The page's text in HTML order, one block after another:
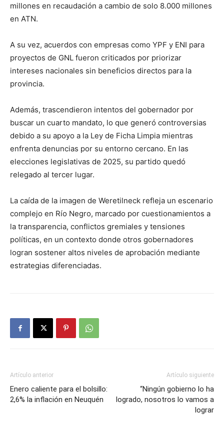
millones en recaudación a cambio de solo 8.000 millones
en ATN.
A su vez, acuerdos con empresas como YPF y ENI para
proyectos de GNL fueron criticados por priorizar
intereses nacionales sin beneficios directos para la
provincia.
Además, trascendieron intentos del gobernador por
buscar un cuarto mandato, lo que generó controversias
debido a su apoyo a la Ley de Ficha Limpia mientras
enfrenta denuncias por su entorno cercano. En las
elecciones legislativas de 2025, su partido quedó
relegado al tercer lugar.
La caída de la imagen de Weretilneck refleja un escenario
complejo en Río Negro, marcado por cuestionamientos a
la transparencia, conflictos gremiales y tensiones
políticas, en un contexto donde otros gobernadores
logran sostener altos niveles de aprobación mediante
estrategias diferenciadas.
Artículo anterior
Enero caliente para el bolsillo:
2,6% la inflación en Neuquén
Artículo siguiente
“Ningún gobierno lo ha
logrado, nosotros lo vamos a
lograr